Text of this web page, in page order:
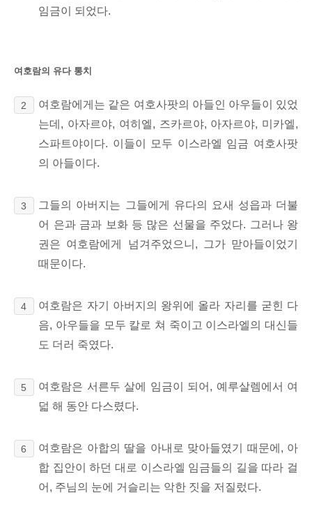
임금이 되었다.
여호람의 유다 통치
2
여호람에게는 같은 여호사팟의 아들인 아우들이 있었
는데, 아자르야, 여히엘, 즈카르야, 아자르야, 미카엘,
스파트야이다. 이들이 모두 이스라엘 임금 여호사팟
의 아들이다.
3
그들의 아버지는 그들에게 유다의 요새 성읍과 더불
어 은과 금과 보화 등 많은 선물을 주었다. 그러나 왕
권은 여호람에게 넘겨주었으니, 그가 맏아들이었기
때문이다.
4
여호람은 자기 아버지의 왕위에 올라 자리를 굳힌 다
음, 아우들을 모두 칼로 쳐 죽이고 이스라엘의 대신들
도 더러 죽였다.
5
여호람은 서른두 살에 임금이 되어, 예루살렘에서 여
덟 해 동안 다스렸다.
6
여호람은 아합의 딸을 아내로 맞아들였기 때문에, 아
합 집안이 하던 대로 이스라엘 임금들의 길을 따라 걸
어, 주님의 눈에 거슬리는 악한 짓을 저질렀다.